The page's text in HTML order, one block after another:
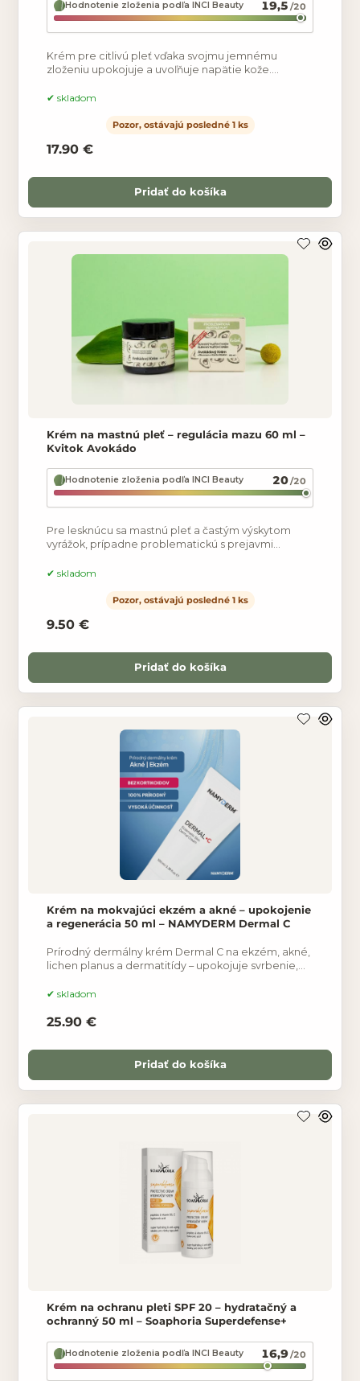
Hodnotenie zloženia podľa INCI Beauty 19,5 /20
Krém pre citlivú pleť vďaka svojmu jemnému
zloženiu upokojuje a uvoľňuje napätie kože.
upokojujúce účinky a
skladom
Pozor, ostávajú posledné 1 ks
17.90 €
Pridať do košíka
Krém na mastnú pleť – regulácia mazu 60 ml –
Kvitok Avokádo
Hodnotenie zloženia podľa INCI Beauty 20/20
Pre lesknúcu sa mastnú pleť a častým výskytom
vyrážok, prípadne problematickú s prejavmi
avokádový krém vhodnou
skladom
Pozor, ostávajú posledné 1 ks
9.50 €
Pridať do košíka
Krém na mokvajúci ekzém a akné – upokojenie
a regenerácia 50 ml – NAMYDERM Dermal C
Prírodný dermálny krém Dermal C na ekzém, akné,
lichen planus a dermatitídy – upokojuje svrbenie,
bezskladom
25.90 €
Pridať do košíka
Krém na ochranu pleti SPF 20 – hydratačný a
ochranný 50 ml – Soaphoria Superdefense+
Hodnotenie zloženia podľa INCI Beauty 16,9/20